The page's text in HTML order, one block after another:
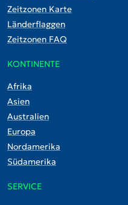
Zeitzonen Karte
Länderflaggen
Zeitzonen FAQ
KONTINENTE
Afrika
Asien
Australien
Europa
Nordamerika
Südamerika
SERVICE